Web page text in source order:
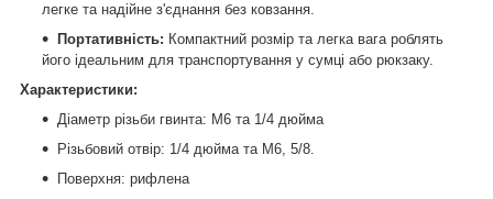
легке та надійне з'єднання без ковзання.
Портативність: Компактний розмір та легка вага роблять
його ідеальним для транспортування у сумці або рюкзаку.
Характеристики:
Діаметр різьби гвинта: M6 та 1/4 дюйма
Різьбовий отвір: 1/4 дюйма та M6, 5/8.
Поверхня: рифлена